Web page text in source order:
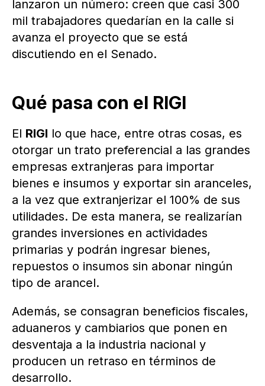
lanzaron un número: creen que casi 300
mil trabajadores quedarían en la calle si
avanza el proyecto que se está
discutiendo en el Senado.
Qué pasa con el RIGI
El RIGI lo que hace, entre otras cosas, es
otorgar un trato preferencial a las grandes
empresas extranjeras para importar
bienes e insumos y exportar sin aranceles,
a la vez que extranjerizar el 100% de sus
utilidades. De esta manera, se realizarían
grandes inversiones en actividades
primarias y podrán ingresar bienes,
repuestos o insumos sin abonar ningún
tipo de arancel.
Además, se consagran beneficios fiscales,
aduaneros y cambiarios que ponen en
desventaja a la industria nacional y
producen un retraso en términos de
desarrollo.